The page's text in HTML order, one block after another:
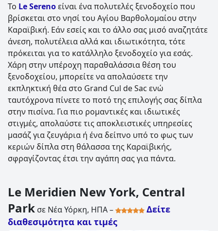
Το Le Serenoείναι ένα πολυτελές ξενοδοχείο που
βρίσκεται στο νησί του Αγίου Βαρθολομαίου στην
Καραϊβική. Εάν εσείς και το άλλο σας μισό αναζητάτε
άνεση, πολυτέλεια αλλά και ιδιωτικότητα, τότε
πρόκειται για το κατάλληλο ξενοδοχείο για εσάς.
Χάρη στην υπέροχη παραθαλάσσια θέση του
ξενοδοχείου, μπορείτε να απολαύσετε την
εκπληκτική θέα στο Grand Cul de Sac ενώ
ταυτόχρονα πίνετε το ποτό της επιλογής σας δίπλα
στην πισίνα. Για πιο ρομαντικές και ιδιωτικές
στιγμές, απολαύστε τις αποκλειστικές υπηρεσίες
μασάζ για ζευγάρια ή ένα δείπνο υπό το φως των
κεριών δίπλα στη θάλασσα της Καραϊβικής,
σφραγίζοντας έτσι την αγάπη σας για πάντα.
Le Meridien New York, Central
Park σε Νέα Υόρκη, ΗΠΑ –
Δείτε
διαθεσιμότητα και τιμές